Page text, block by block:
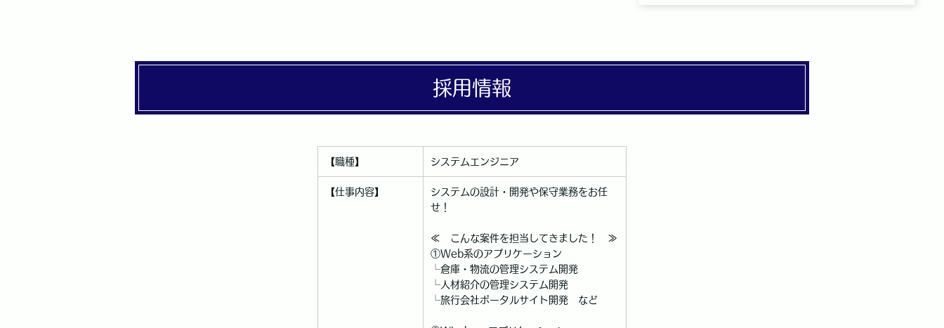
採用情報
【職種】 システムエンジニア
【仕事内容】
システムの設計・開発や保守業務をお任
せ！
≪ こんな案件を担当してきました！ ≫
①Web系のアプリケーション
└倉庫・物流の管理システム開発
└人材紹介の管理システム開発
└旅行会社ポータルサイト開発 など